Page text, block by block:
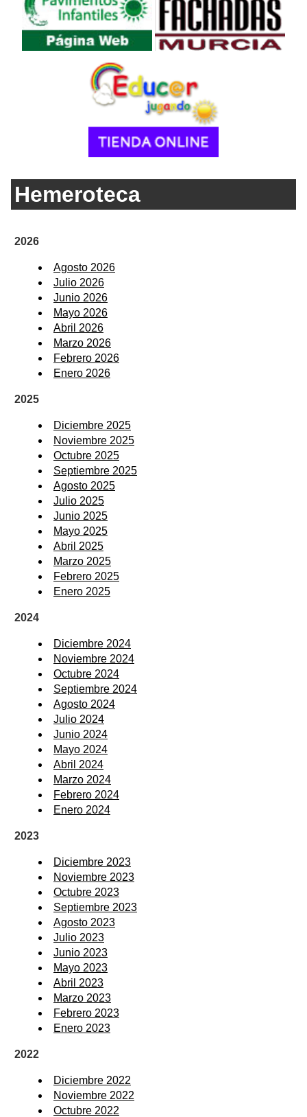
Hemeroteca
2026
Agosto 2026
Julio 2026
Junio 2026
Mayo 2026
Abril 2026
Marzo 2026
Febrero 2026
Enero 2026
2025
Diciembre 2025
Noviembre 2025
Octubre 2025
Septiembre 2025
Agosto 2025
Julio 2025
Junio 2025
Mayo 2025
Abril 2025
Marzo 2025
Febrero 2025
Enero 2025
2024
Diciembre 2024
Noviembre 2024
Octubre 2024
Septiembre 2024
Agosto 2024
Julio 2024
Junio 2024
Mayo 2024
Abril 2024
Marzo 2024
Febrero 2024
Enero 2024
2023
Diciembre 2023
Noviembre 2023
Octubre 2023
Septiembre 2023
Agosto 2023
Julio 2023
Junio 2023
Mayo 2023
Abril 2023
Marzo 2023
Febrero 2023
Enero 2023
2022
Diciembre 2022
Noviembre 2022
Octubre 2022